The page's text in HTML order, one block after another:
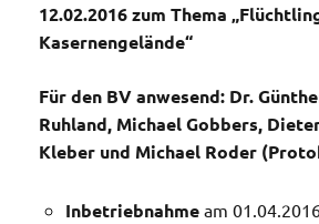
12.02.2016 zum Thema
Kasernengelände“
Für den BV anwesend: Dr.
Ruhland, Michael Gobbers,
Kleber und Michael Roder
Inbetriebnahme am